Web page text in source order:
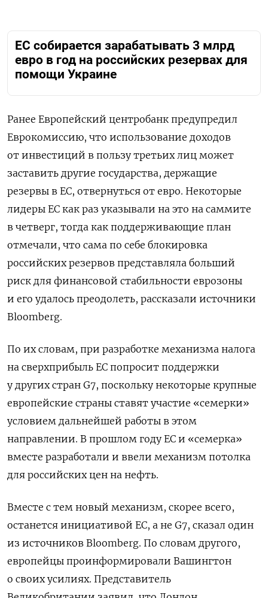
ЕС собирается зарабатывать 3 млрд
евро в год на российских резервах для
помощи Украине
Ранее Европейский центробанк предупредил
Еврокомиссию, что использование доходов
от инвестиций в пользу третьих лиц может
заставить другие государства, держащие
резервы в ЕС, отвернуться от евро. Некоторые
лидеры ЕС как раз указывали на это на саммите
в четверг, тогда как поддерживающие план
отмечали, что сама по себе блокировка
российских резервов представляла больший
риск для финансовой стабильности еврозоны
и его удалось преодолеть, рассказали источники
Bloomberg.
По их словам, при разработке механизма налога
на сверхприбыль ЕС попросит поддержки
у других стран G7, поскольку некоторые крупные
европейские страны ставят участие «семерки»
условием дальнейшей работы в этом
направлении. В прошлом году ЕС и «семерка»
вместе разработали и ввели механизм потолка
для российских цен на нефть.
Вместе с тем новый механизм, скорее всего,
останется инициативой ЕС, а не G7, сказал один
из источников Bloomberg. По словам другого,
европейцы проинформировали Вашингтон
о своих усилиях. Представитель